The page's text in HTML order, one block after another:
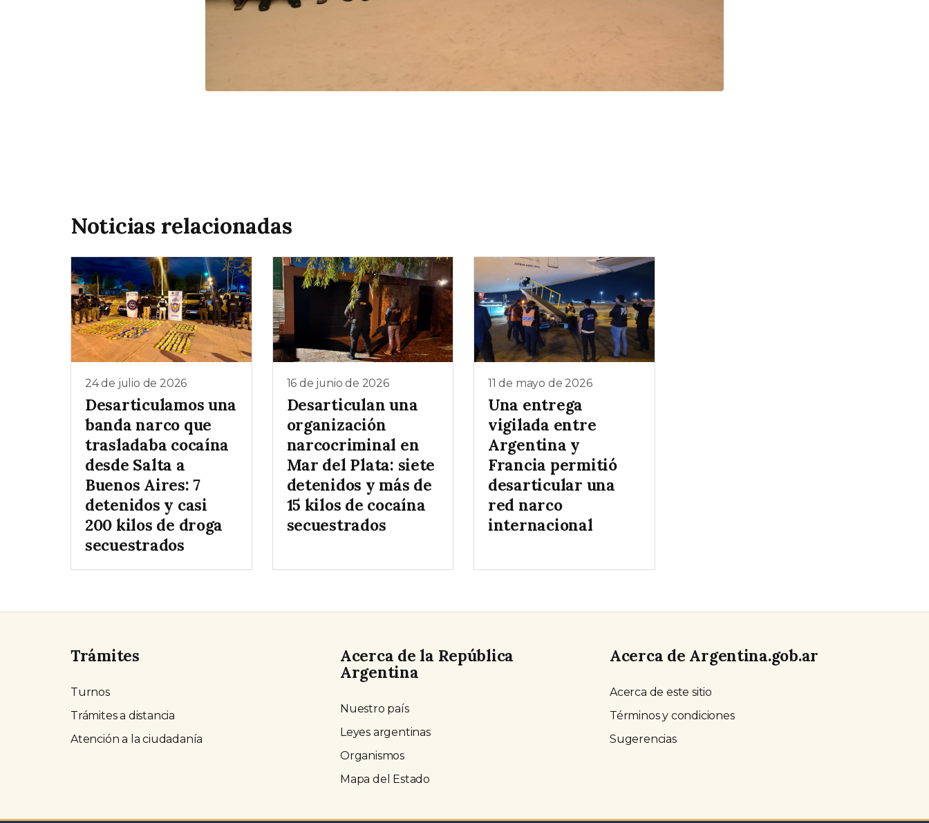
Noticias relacionadas
24 de julio de 2026
Desarticulamos una
banda narco que
trasladaba cocaína
desde Salta a
Buenos Aires: 7
detenidos y casi
200 kilos de droga
secuestrados
16 de junio de 2026
Desarticulan una
organización
narcocriminal en
Mar del Plata: siete
detenidos y más de
15 kilos de cocaína
secuestrados
11 de mayo de 2026
Una entrega
vigilada entre
Argentina y
Francia permitió
desarticular una
red narco
internacional
Trámites
Turnos
Trámites a distancia
Atención a la ciudadanía
Acerca de la República
Argentina
Nuestro país
Leyes argentinas
Organismos
Mapa del Estado
Acerca de Argentina.gob.ar
Acerca de este sitio
Términos y condiciones
Sugerencias